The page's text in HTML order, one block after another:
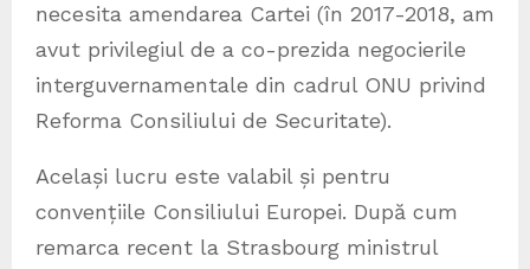
necesita amendarea Cartei (în 2017-2018, am
avut privilegiul de a co-prezida negocierile
interguvernamentale din cadrul ONU privind
Reforma Consiliului de Securitate).
Același lucru este valabil și pentru
convențiile Consiliului Europei. După cum
remarca recent la Strasbourg ministrul